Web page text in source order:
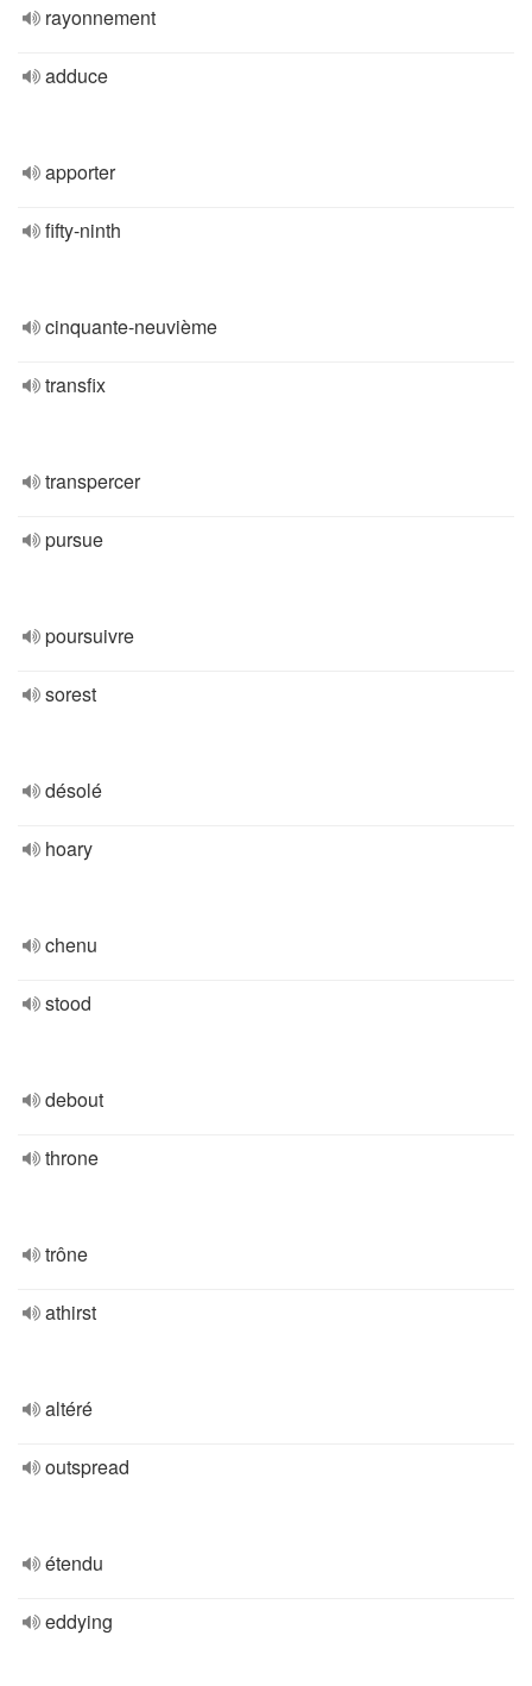
rayonnement
adduce
apporter
fifty-ninth
cinquante-neuvième
transfix
transpercer
pursue
poursuivre
sorest
désolé
hoary
chenu
stood
debout
throne
trône
athirst
altéré
outspread
étendu
eddying